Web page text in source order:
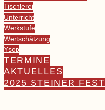
Tischlerei
Unterricht
Werkstufe
Wertschätzung
Ysop
TERMINE
AKTUELLES
2025 STEINER